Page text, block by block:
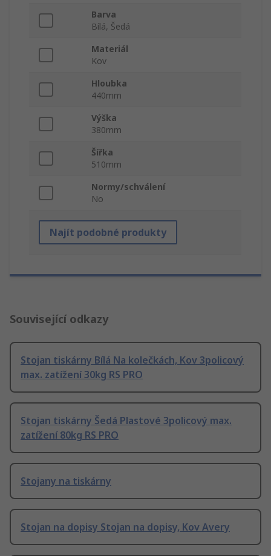
Barva
Bílá, Šedá
Materiál
Kov
Hloubka
440mm
Výška
380mm
Šířka
510mm
Normy/schválení
No
Najít podobné produkty
Související odkazy
Stojan tiskárny Bílá Na kolečkách, Kov 3policový
max. zatížení 30kg RS PRO
Stojan tiskárny Šedá Plastové 3policový max.
zatížení 80kg RS PRO
Stojany na tiskárny
Stojan na dopisy Stojan na dopisy, Kov Avery